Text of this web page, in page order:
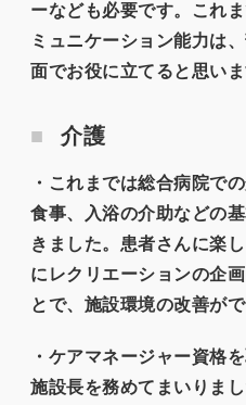
ーなども必要です。これ
ミュニケーション能力は
面でお役に立てると思いま
介護
・これまでは総合病院で
食事、入浴の介助などの
きました。患者さんに楽
にレクリエーションの企
とで、施設環境の改善がで
・ケアマネージャー資格
施設長を務めてまいりま